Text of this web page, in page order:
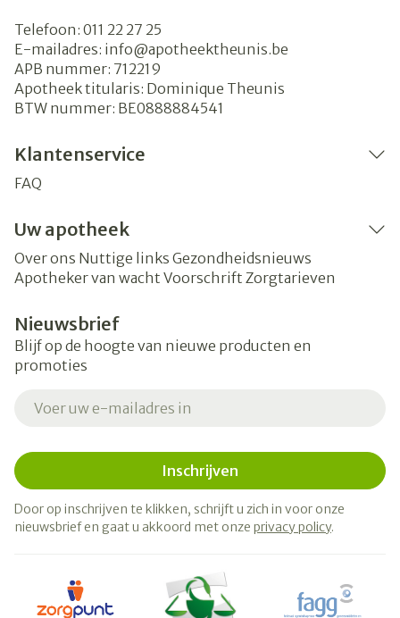
Telefoon: 011 22 27 25
E-mailadres: info@apotheektheunis.be
APB nummer: 712219
Apotheek titularis: Dominique Theunis
BTW nummer: BE0888884541
Klantenservice
FAQ
Uw apotheek
Over ons Nuttige links Gezondheidsnieuws
Apotheker van wacht Voorschrift Zorgtarieven
Nieuwsbrief
Blijf op de hoogte van nieuwe producten en
promoties
Inschrijven
Door op inschrijven te klikken, schrijft u zich in voor onze
nieuwsbrief en gaat u akkoord met onze privacy policy.